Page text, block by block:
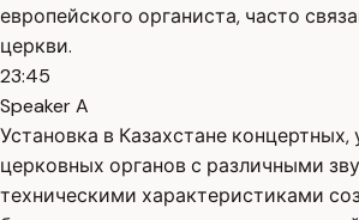
европейского органиста, часто
церкви.
23:45
Speaker A
Установка в Казахстане концертных,
церковных органов с различными
техническими характеристиками